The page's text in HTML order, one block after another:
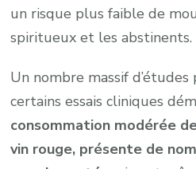
un risque plus faible de
spiritueux et les abstinents.
Un nombre massif
certains essais cliniques
consommation modérée
vin rouge, présente de